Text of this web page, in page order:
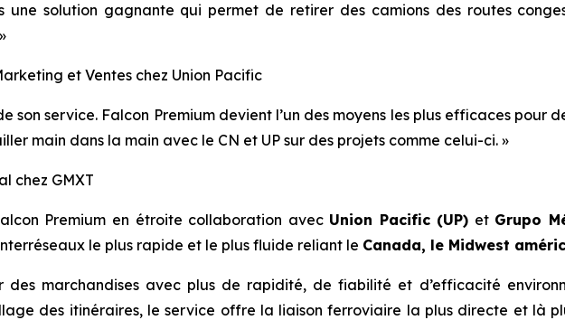
une solution gagnante qui permet de retirer des camions des routes
et Ventes chez Union Pacific
son service. Falcon Premium devient l’un des moyens les plus efficaces pour
main dans la main avec le CN et UP sur des projets comme celui-ci. »
chez GMXT
Premium en étroite collaboration avec Union Pacific (UP) et Grupo
le plus rapide et le plus fluide reliant le Canada, le Midwest
marchandises avec plus de rapidité, de fiabilité et d’efficacité
des itinéraires, le service offre la liaison ferroviaire la plus directe et là